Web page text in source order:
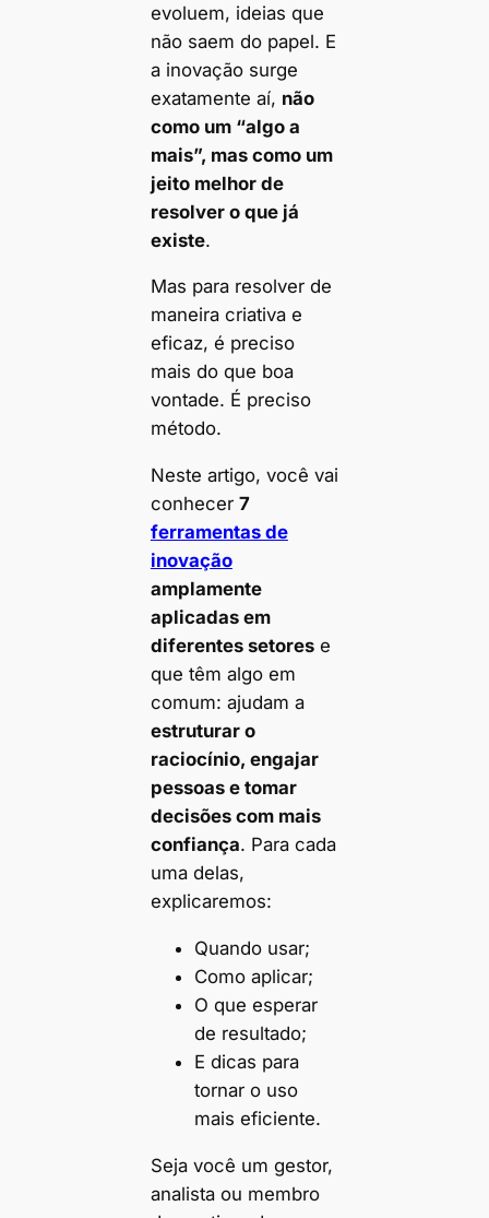
evoluem, ideias que
não saem do papel. E
a inovação surge
exatamente aí, não
como um “algo a
mais”, mas como um
jeito melhor de
resolver o que já
existe.
Mas para resolver de
maneira criativa e
eficaz, é preciso
mais do que boa
vontade. É preciso
método.
Neste artigo, você vai
conhecer 7
ferramentas de
inovação
amplamente
aplicadas em
diferentes setorese
que têm algo em
comum: ajudam a
estruturar o
raciocínio, engajar
pessoas e tomar
decisões com mais
confiança. Para cada
uma delas,
explicaremos:
Quando usar;
Como aplicar;
O que esperar
de resultado;
E dicas para
tornar o uso
mais eficiente.
Seja você um gestor,
analista ou membro